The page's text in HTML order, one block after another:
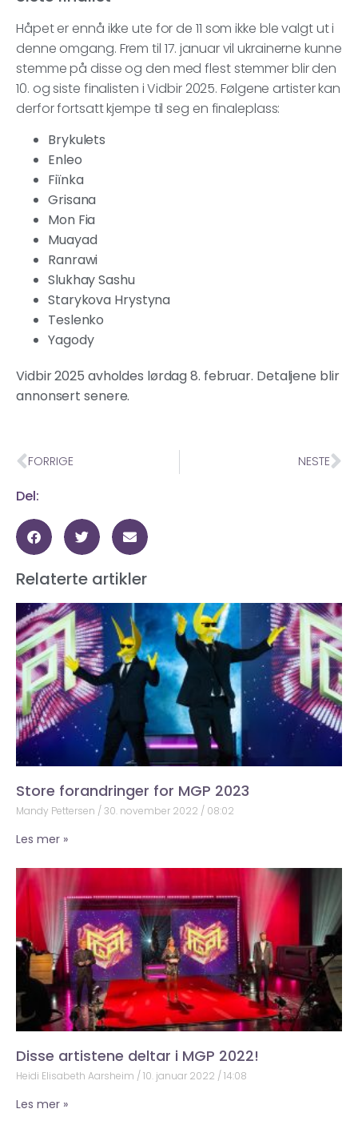
Håpet er ennå ikke ute for de 11 som ikke ble valgt ut i
denne omgang. Frem til 17. januar vil ukrainerne kunne
stemme på disse og den med flest stemmer blir den
10. og siste finalisten i Vidbir 2025. Følgene artister kan
derfor fortsatt kjempe til seg en finaleplass:
Brykulets
Enleo
Fiїnka
Grisana
Mon Fia
Muayad
Ranrawi
Slukhay Sashu
Starykova Hrystyna
Teslenko
Yagody
Vidbir 2025 avholdes lørdag 8. februar. Detaljene blir
annonsert senere.
FORRIGE NESTE
Del:
Relaterte artikler
Store forandringer for MGP 2023
Mandy Pettersen 30. november 2022 08:02
Les mer »
Disse artistene deltar i MGP 2022!
Heidi Elisabeth Aarsheim 10. januar 2022 14:08
Les mer »